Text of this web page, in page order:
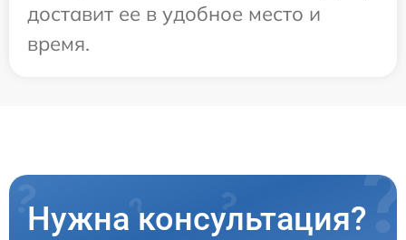
доставит ее в удобное место и
время.
Нужна консультация?